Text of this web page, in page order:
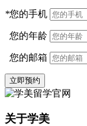
*您的手机
您的年龄
您的邮箱
立即预约
关于学美